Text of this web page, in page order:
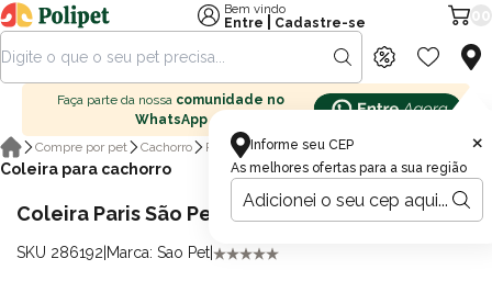
Informe seu CEP
As melhores ofertas para a sua região
×
Bem vindo
Entre
Cadastre-se
Faça parte da nossa comunidade no
WhatsApp
Compre por pet
Cachorro Passeio para cachorro
Coleira para cachorro
Coleira Paris São Pet Pequena para Cachorros
SKU 286192 Marca: Sao Pet